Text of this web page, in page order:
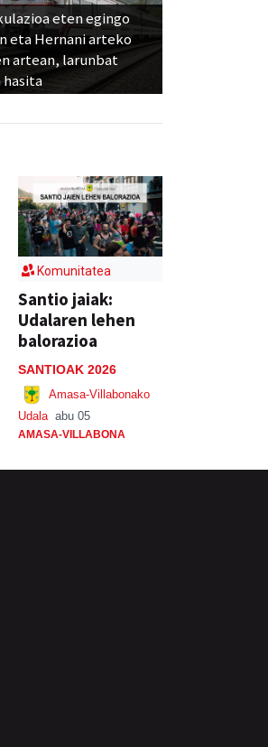
eten egingo
eta Hernani arteko
artean, larunbat
Komunitatea
Santio jaiak:
Udalaren lehen
balorazioa
SANTIOAK 2026
Amasa-Villabonako
Udala abu 05
AMASA-VILLABONA